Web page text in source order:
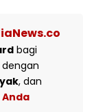
bagi
dengan
, dan